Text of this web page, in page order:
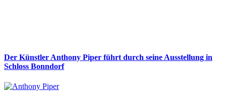
Der Künstler Anthony Piper führt durch seine Ausstellung in
Schloss Bonndorf